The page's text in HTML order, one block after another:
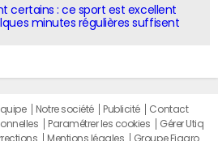
certains : ce sport est excellent
minutes régulières suffisent
Notre société Publicité
Contact
Paramétrer les cookies
Gérer Utiq
Mentions légales Groupe Figaro